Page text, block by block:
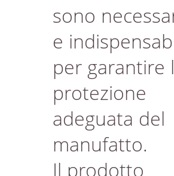
sono
e
per garantire
protezione
adeguata del
manufatto.
Il prodotto